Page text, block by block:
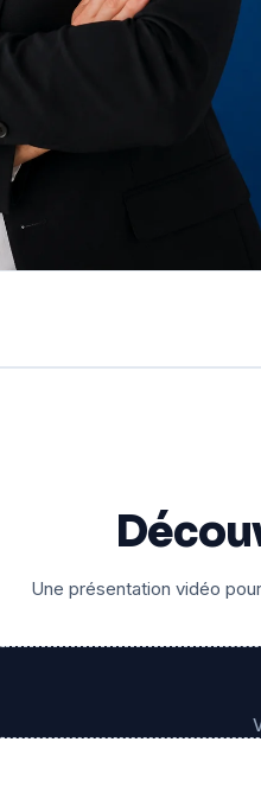
Une présentation vidéo